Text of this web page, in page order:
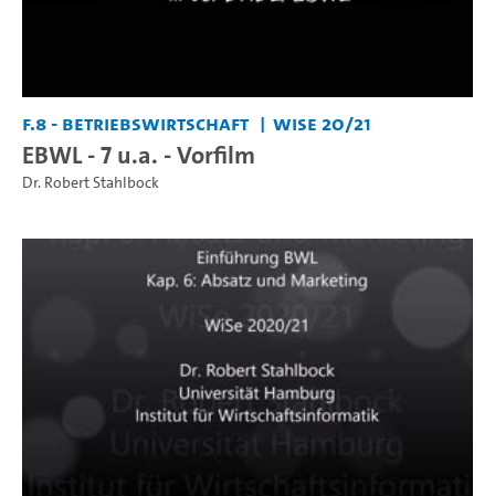
F.8 - Betriebswirtschaft WiSe 20/21
EBWL - 7 u.a. - Vorfilm
Dr. Robert Stahlbock